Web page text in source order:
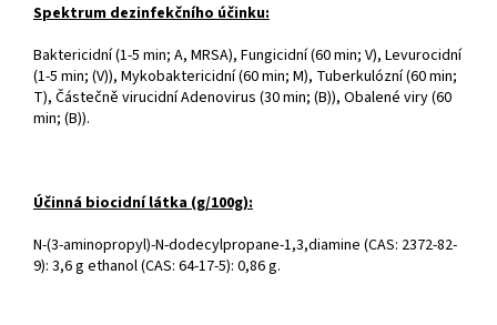
Spektrum dezinfekčního účinku:
Baktericidní (1-5 min; A, MRSA), Fungicidní (60 min; V), Levurocidní
(1-5 min; (V)), Mykobaktericidní (60 min; M), Tuberkulózní (60 min;
T), Částečně virucidní Adenovirus (30 min; (B)), Obalené viry (60
min; (B)).
Účinná biocidní látka (g/100g):
N-(3-aminopropyl)-N-dodecylpropane-1,3,diamine (CAS: 2372-82-
9): 3,6 g ethanol (CAS: 64-17-5): 0,86 g.